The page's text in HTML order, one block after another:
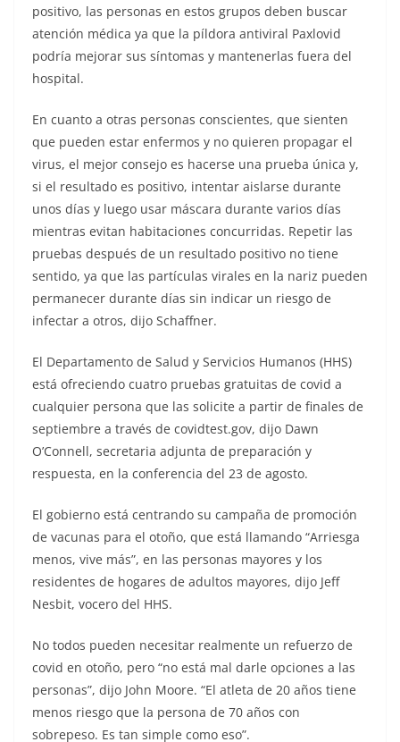
positivo, las personas en estos grupos deben buscar
atención médica ya que la píldora antiviral Paxlovid
podría mejorar sus síntomas y mantenerlas fuera del
hospital.
En cuanto a otras personas conscientes, que sienten
que pueden estar enfermos y no quieren propagar el
virus, el mejor consejo es hacerse una prueba única y,
si el resultado es positivo, intentar aislarse durante
unos días y luego usar máscara durante varios días
mientras evitan habitaciones concurridas. Repetir las
pruebas después de un resultado positivo no tiene
sentido, ya que las partículas virales en la nariz pueden
permanecer durante días sin indicar un riesgo de
infectar a otros, dijo Schaffner.
El Departamento de Salud y Servicios Humanos (HHS)
está ofreciendo cuatro pruebas gratuitas de covid a
cualquier persona que las solicite a partir de finales de
septiembre a través de covidtest.gov, dijo Dawn
O’Connell, secretaria adjunta de preparación y
respuesta, en la conferencia del 23 de agosto.
El gobierno está centrando su campaña de promoción
de vacunas para el otoño, que está llamando “Arriesga
menos, vive más”, en las personas mayores y los
residentes de hogares de adultos mayores, dijo Jeff
Nesbit, vocero del HHS.
No todos pueden necesitar realmente un refuerzo de
covid en otoño, pero “no está mal darle opciones a las
personas”, dijo John Moore. “El atleta de 20 años tiene
menos riesgo que la persona de 70 años con
sobrepeso. Es tan simple como eso”.